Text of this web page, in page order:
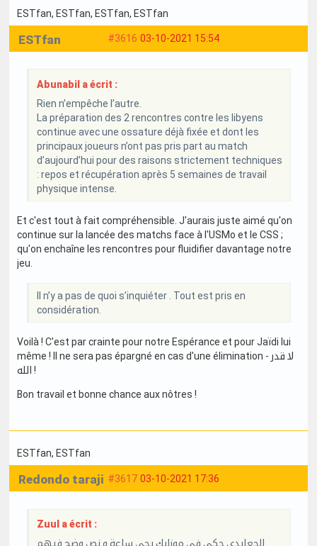
ESTfan, ESTfan, ESTfan, ESTfan
#3616 03-10-2021 15:54
ESTfan
Abunabil a écrit :
Rien n’empêche l’autre.
La préparation des 2 rencontres contre les libyens
continue avec une ossature déjà fixée et dont les
principaux joueurs n’ont pas pris part au match
d’aujourd’hui pour des raisons strictement techniques
: repos et récupération après 5 semaines de travail
physique intense.
Et c'est tout à fait compréhensible. J'aurais juste aimé qu'on
continue sur la lancée des matchs face à l'USMo et le CSS ;
qu'on enchaîne les rencontres pour fluidifier davantage notre
jeu.
Il n’y a pas de quoi s’inquiéter . Tout est pris en
considération.
Voilà ! C'est par crainte pour notre Espérance et pour Jaïdi lui
même ! Il ne sera pas épargné en cas d'une élimination - لا قدر
الله !
Bon travail et bonne chance aux nôtres !
ESTfan, ESTfan
#3617 03-10-2021 17:36
Redondo taraji
Zuul a écrit :
الجعايدي حكى في موزايك يجي ساعة و نص وضح فيهم